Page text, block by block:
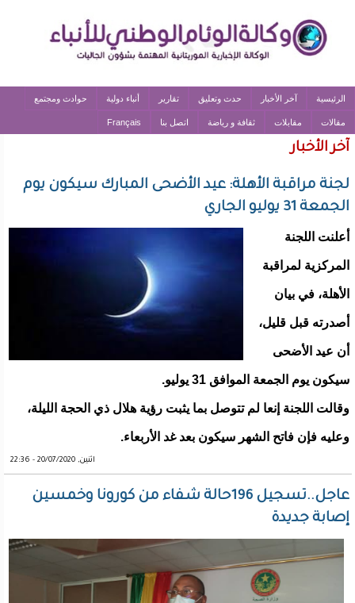
الرئيسية آخر الأخبار حدث وتعليق تقارير أنباء دولية حوادث ومجتمع
مقالات مقابلات ثقافة و رياضة اتصل بنا Français
آخر الأخبار
لجنة مراقبة الأهلة: عيد الأضحى المبارك سيكون يوم
الجمعة 31 يوليو الجاري
أعلنت اللجنة
المركزية لمراقبة
الأهلة، في بيان
أصدرته قبل قليل،
أن عيد الأضحى
سيكون يوم الجمعة الموافق 31 يوليو.
وقالت اللجنة إنعا لم تتوصل بما يثبت رؤية هلال ذي الحجة الليلة،
وعليه فإن فاتح الشهر سيكون بعد غد الأربعاء.
اثنين, 20/07/2020 - 22:36
عاجل..تسجيل 196حالة شفاء من كورونا وخمسين
إصابة جديدة